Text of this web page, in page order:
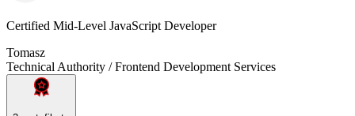
Certified Mid-Level JavaScript Developer
Tomasz
Technical Authority / Frontend Development Services